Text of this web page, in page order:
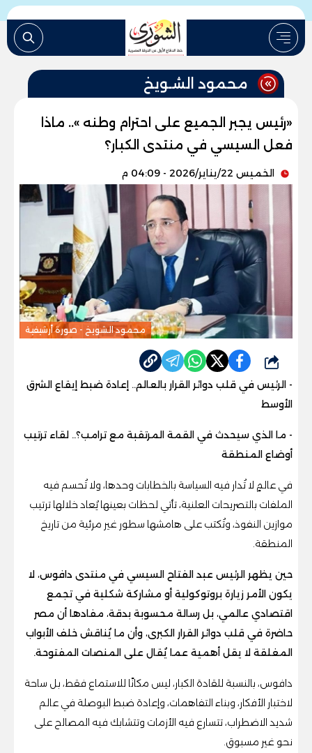
محمود الشـويخ
«رئيس يجبر الجميع على احترام وطنه ».. ماذا
فعل السيسي في منتدى الكبار؟
الخميس 22/يناير/2026 - 04:09 م
محمود الشويخ - صورة أرشيفية
شارك
- الرئيس في قلب دوائر القرار بالعالم.. إعادة ضبط إيقاع الشرق
الأوسط
- ما الذي سيحدث في القمة المرتقبة مع ترامب؟.. لقاء ترتيب
أوضاع المنطقة
في عالمٍ لا تُدار فيه السياسة بالخطابات وحدها، ولا تُحسم فيه
الملفات بالتصريحات العلنية، تأتي لحظات بعينها يُعاد خلالها ترتيب
موازين النفوذ، وتُكتب على هامشها سطور غير مرئية من تاريخ
المنطقة.
حين يظهر الرئيس عبد الفتاح السيسي في منتدى دافوس، لا
يكون الأمر زيارة بروتوكولية أو مشاركة شكلية في تجمع
اقتصادي عالمي، بل رسالة محسوبة بدقة، مفادها أن مصر
حاضرة في قلب دوائر القرار الكبرى، وأن ما يُناقش خلف الأبواب
المغلقة لا يقل أهمية عما يُقال على المنصات المفتوحة.
دافوس، بالنسبة للقادة الكبار، ليس مكانًا للاستماع فقط، بل ساحة
لاختبار الأفكار، وبناء التفاهمات، وإعادة ضبط البوصلة في عالم
شديد الاضطراب، تتسارع فيه الأزمات وتتشابك فيه المصالح على
نحو غير مسبوق.